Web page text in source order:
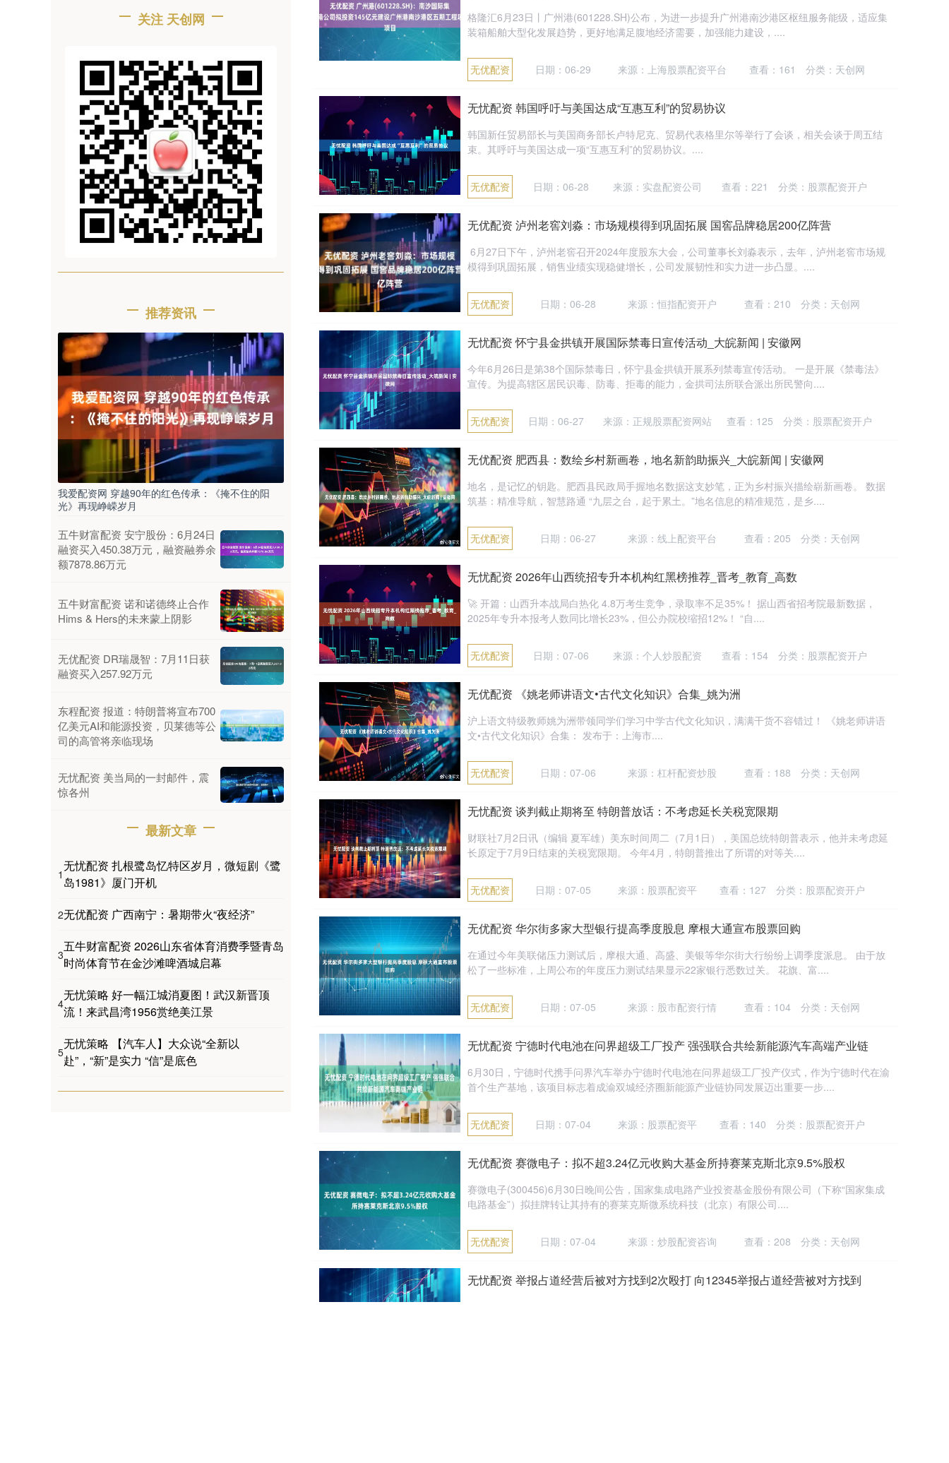
格隆汇6月23日丨广州港(601228.SH)公布，为进一步提升广州港南沙港区枢纽服务能级，适应集
装箱船舶大型化发展趋势，更好地满足腹地经济需要，加强能力建设，....
无优配资 日期：06-29 来源：上海股票配资平台 查看： 161 分类： 天创网
无忧配资 韩国呼吁与美国达成“互惠互利”的贸易协议
韩国新任贸易部长与美国商务部长卢特尼克、贸易代表格里尔等举行了会谈，相关会谈于周五结
束。其呼吁与美国达成一项“互惠互利”的贸易协议。....
无优配资 日期：06-28 来源：实盘配资公司 查看：221 分类： 股票配资开户
无优配资 泸州老窖刘淼：市场规模得到巩固拓展 国窖品牌稳居200亿阵营
6月27日下午，泸州老窖召开2024年度股东大会，公司董事长刘淼表示，去年，泸州老窖市场规
模得到巩固拓展，销售业绩实现稳健增长，公司发展韧性和实力进一步凸显。....
无优配资 日期：06-28 来源：恒指配资开户 查看： 210 分类： 天创网
无忧配资 怀宁县金拱镇开展国际禁毒日宣传活动_大皖新闻 | 安徽网
今年6月26日是第38个国际禁毒日，怀宁县金拱镇开展系列禁毒宣传活动。 一是开展《禁毒法》
宣传。为提高辖区居民识毒、防毒、拒毒的能力，金拱司法所联合派出所民警向....
无优配资 日期：06-27 来源：正规股票配资网站 查看： 125 分类： 股票配资开户
无优配资 肥西县：数绘乡村新画卷，地名新韵助振兴_大皖新闻 | 安徽网
地名，是记忆的钥匙。肥西县民政局手握地名数据这支妙笔，正为乡村振兴描绘崭新画卷。 数据
筑基：精准导航，智慧路通 “九层之台，起于累土。”地名信息的精准规范，是乡....
无优配资 日期：06-27 来源：线上配资平台 查看： 205 分类： 天创网
无忧配资 2026年山西统招专升本机构红黑榜推荐_晋考_教育_高数
🚀 开篇：山西升本战局白热化 4.8万考生竞争，录取率不足35%！ 据山西省招考院最新数据，
2025年专升本报考人数同比增长23%，但公办院校缩招12%！ “自....
无优配资 日期：07-06 来源：个人炒股配资 查看： 154 分类： 股票配资开户
无优配资 《姚老师讲语文•古代文化知识》合集_姚为洲
沪上语文特级教师姚为洲带领同学们学习中学古代文化知识，满满干货不容错过！ 《姚老师讲语
文•古代文化知识》合集： 发布于：上海市....
无优配资 日期：07-06 来源：杠杆配资炒股 查看： 188 分类： 天创网
无忧配资 谈判截止期将至 特朗普放话：不考虑延长关税宽限期
财联社7月2日讯（编辑 夏军雄）美东时间周二（7月1日），美国总统特朗普表示，他并未考虑延
长原定于7月9日结束的关税宽限期。 今年4月，特朗普推出了所谓的对等关....
无优配资 日期：07-05 来源：股票配资平 查看： 127 分类： 股票配资开户
无优配资 华尔街多家大型银行提高季度股息 摩根大通宣布股票回购
在通过今年美联储压力测试后，摩根大通、高盛、美银等华尔街大行纷纷上调季度派息。 由于放
松了一些标准，上周公布的年度压力测试结果显示22家银行悉数过关。 花旗、富....
无优配资 日期：07-05 来源：股市配资行情 查看： 104 分类： 天创网
无忧配资 宁德时代电池在问界超级工厂投产 强强联合共绘新能源汽车高端产业链
6月30日，宁德时代携手问界汽车举办宁德时代电池在问界超级工厂投产仪式，作为宁德时代在渝
首个生产基地，该项目标志着成渝双城经济圈新能源产业链协同发展迈出重要一步....
无优配资 日期：07-04 来源：股票配资平 查看： 140 分类： 股票配资开户
无优配资 赛微电子：拟不超3.24亿元收购大基金所持赛莱克斯北京9.5%股权
赛微电子(300456)6月30日晚间公告，国家集成电路产业投资基金股份有限公司（下称“国家集成
电路基金”）拟挂牌转让其持有的赛莱克斯微系统科技（北京）有限公司....
无优配资 日期：07-04 来源：炒股配资咨询 查看： 208 分类： 天创网
无忧配资 举报占道经营后被对方找到2次殴打 向12345举报占道经营被对方找到
关注 天创网
推荐资讯
我爱配资网 穿越90年的红色传承：《掩不住的阳
光》再现峥嵘岁月
五牛财富配资 安宁股份：6月24日
融资买入450.38万元，融资融券余
额7878.86万元
五牛财富配资 诺和诺德终止合作
Hims & Hers的未来蒙上阴影
无优配资 DR瑞晟智：7月11日获
融资买入257.92万元
东程配资 报道：特朗普将宣布700
亿美元AI和能源投资，贝莱德等公
司的高管将亲临现场
无忧配资 美当局的一封邮件，震
惊各州
最新文章
1
无忧配资 扎根鹭岛忆特区岁月，微短剧《鹭
岛1981》厦门开机
2无优配资 广西南宁：暑期带火“夜经济”
3
五牛财富配资 2026山东省体育消费季暨青岛
时尚体育节在金沙滩啤酒城启幕
4
无忧策略 好一幅江城消夏图！武汉新晋顶
流！来武昌湾1956赏绝美江景
5
无忧策略 【汽车人】大众说“全新以
赴”，“新”是实力 “信”是底色